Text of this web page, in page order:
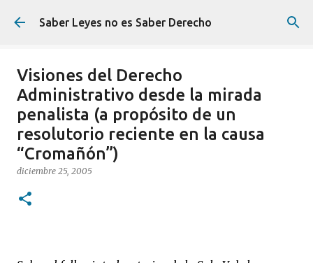
Ir al contenido principal
Saber Leyes no es Saber Derecho
Visiones del Derecho
Administrativo desde la mirada
penalista (a propósito de un
resolutorio reciente en la causa
“Cromañón”)
diciembre 25, 2005